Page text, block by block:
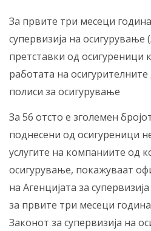
За првите три месеци
супервизија на осигурување
претставки од осигуреници
работата на
полиси за осигурување
За 56 отсто е зголемен
поднесени од осигуреници
услугите на компаниите од
осигурување, покажуваат
на Агенцијата за
за првите три месеци
Законот за супервизија на